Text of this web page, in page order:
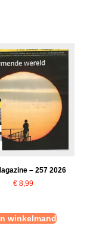
– 257 2026
€ 8,99
winkelmand